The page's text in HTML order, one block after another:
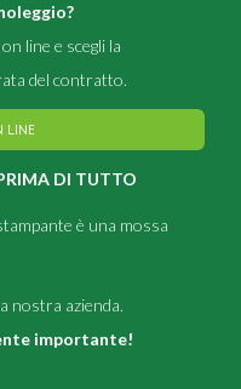
line e scegli la
del contratto.
LINE
DI TUTTO
è una mossa
nostra azienda.
importante!